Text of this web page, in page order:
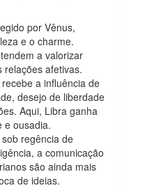
por Vênus,
e o charme.
a valorizar
relações afetivas.
recebe a influência de
desejo de liberdade
Aqui, Libra ganha
e ousadia.
sob regência de
a comunicação
são ainda mais
de ideias.